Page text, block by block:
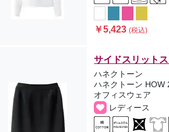
￥5,423(税込)
サイドスリット
ハネクトーン
ハネクトーン HOW
オフィスウェア
レディース